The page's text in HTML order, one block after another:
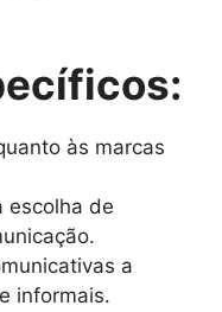
às marcas
escolha de
a
informais.